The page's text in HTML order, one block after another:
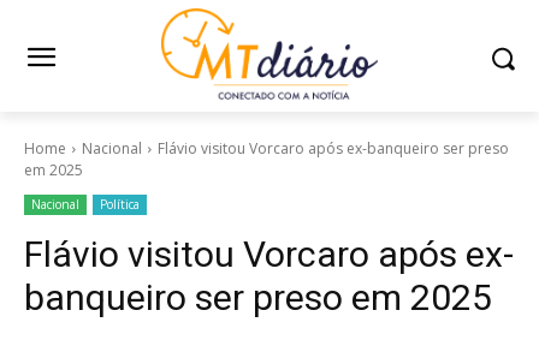
Home Nacional
Flávio visitou Vorcaro após ex-banqueiro ser preso
em 2025
Nacional Política
Flávio visitou Vorcaro após ex-
banqueiro ser preso em 2025